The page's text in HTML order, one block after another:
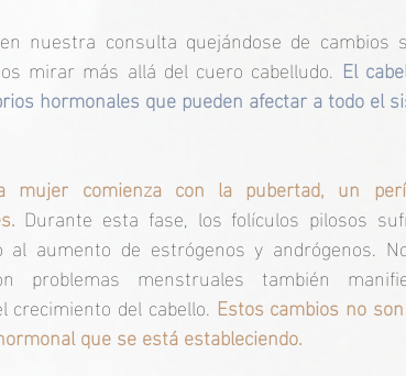
nuestra consulta quejándose de cambios
mirar más allá del cuero cabelludo. El
hormonales que pueden afectar a todo el
comienza con la pubertad, un
Durante esta fase, los folículos pilosos
al aumento de estrógenos y andrógenos.
problemas menstruales también
crecimiento del cabello. Estos cambios no
que se está estableciendo.